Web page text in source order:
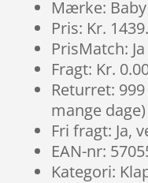
Mærke:
Pris: Kr.
PrisMatch: Ja
Fragt: Kr.
Returret:
mange dage)
Fri fragt: Ja,
EAN-nr:
Kategori: